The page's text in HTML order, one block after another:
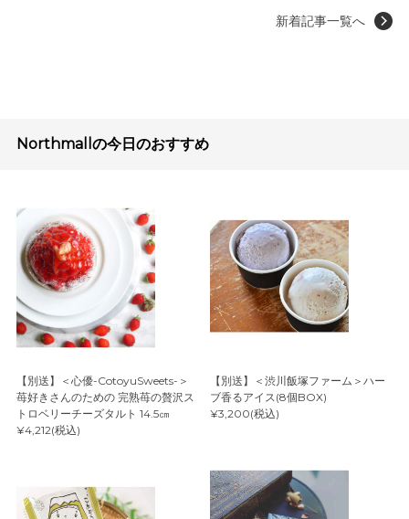
新着記事一覧へ
Northmallの今日のおすすめ
【別送】＜心優-CotoyuSweets-＞
苺好きさんのための 完熟苺の贅沢ス
トロベリーチーズタルト 14.5㎝
¥4,212(税込)
【別送】＜渋川飯塚ファーム＞ハー
ブ香るアイス(8個BOX)
¥3,200(税込)